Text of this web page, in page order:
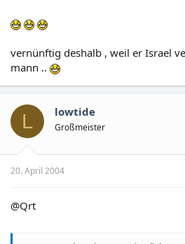
vernünftig deshalb , weil er Israel
mann ..
L lowtide
Großmeister
20. April 2004
@Qrt